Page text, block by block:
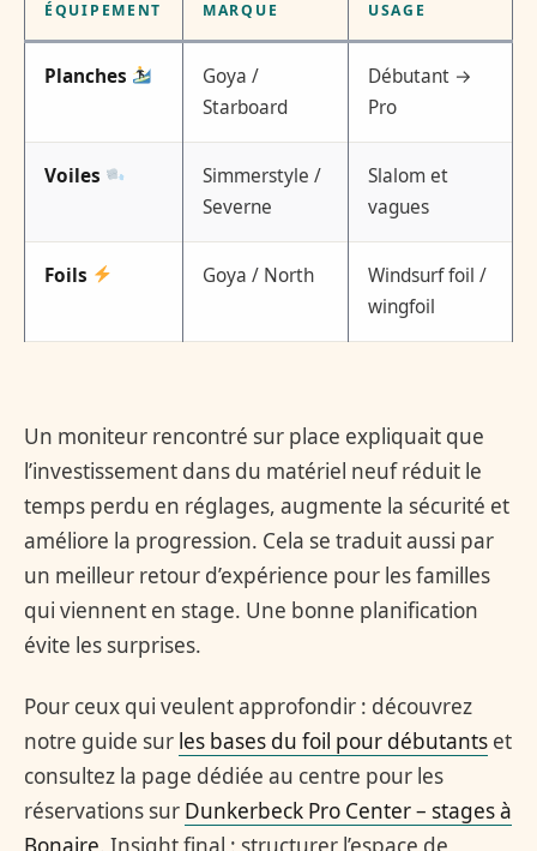
ÉQUIPEMENT MARQUE USAGE
Planches
Goya /
Starboard
Débutant →
Pro
Voiles
Simmerstyle /
Severne
Slalom et
vagues
Foils Goya / North
Windsurf foil /
wingfoil
Un moniteur rencontré sur place expliquait que
l’investissement dans du matériel neuf réduit le
temps perdu en réglages, augmente la sécurité et
améliore la progression. Cela se traduit aussi par
un meilleur retour d’expérience pour les familles
qui viennent en stage. Une bonne planification
évite les surprises.
Pour ceux qui veulent approfondir : découvrez
notre guide sur les bases du foil pour débutants et
consultez la page dédiée au centre pour les
réservations sur Dunkerbeck Pro Center – stages à
Bonaire . Insight final : structurer l’espace de